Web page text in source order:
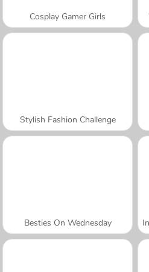
Cosplay Gamer Girls
Stylish Fashion Challenge
Besties On Wednesday